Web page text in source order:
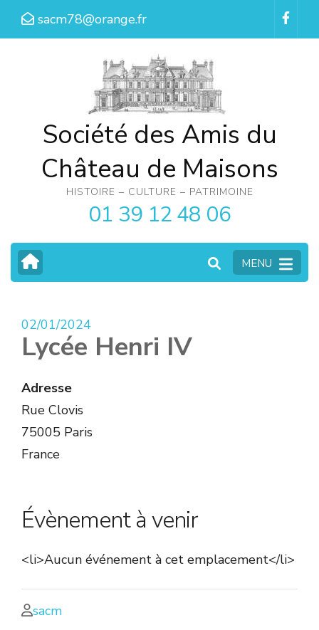
Aller
sacm78@orange.fr
Société des Amis du
Château de Maisons
HISTOIRE – CULTURE – PATRIMOINE
01 39 12 48 06
MENU
02/01/2024
Lycée Henri IV
Adresse
Rue Clovis
75005 Paris
France
Évènement à venir
<li>Aucun événement à cet emplacement</li>
sacm